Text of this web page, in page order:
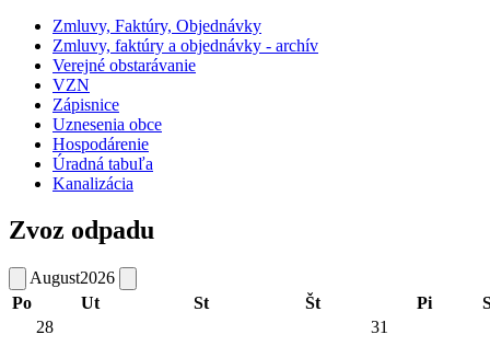
Zmluvy, Faktúry, Objednávky
Zmluvy, faktúry a objednávky - archív
Verejné obstarávanie
VZN
Zápisnice
Uznesenia obce
Hospodárenie
Úradná tabuľa
Kanalizácia
Zvoz odpadu
August2026
Po
Ut St Št Pi
28
31